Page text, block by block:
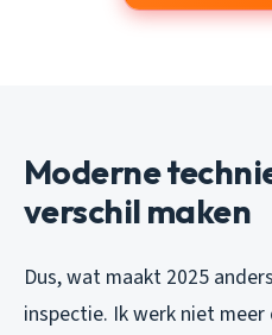
Moderne
verschil maken
Dus, wat maakt 2025
inspectie. Ik werk niet